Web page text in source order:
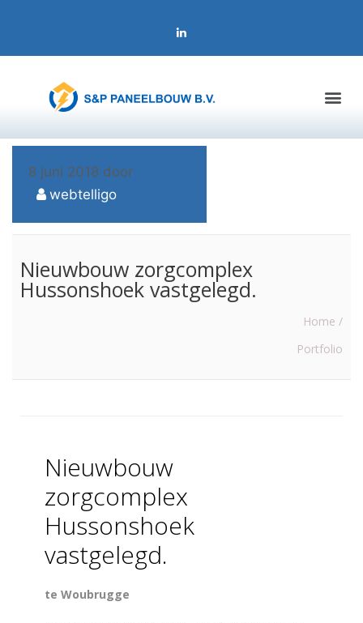
8 juni 2018 door
webtelligo
Nieuwbouw zorgcomplex
Hussonshoek vastgelegd.
Home /
Portfolio
Nieuwbouw
zorgcomplex
Hussonshoek
vastgelegd.
te Woubrugge